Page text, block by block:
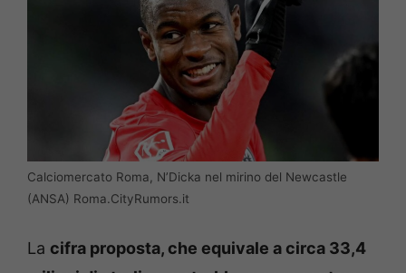
Calciomercato Roma, N’Dicka nel mirino del Newcastle
(ANSA) Roma.CityRumors.it
La cifra proposta, che equivale a circa 33,4